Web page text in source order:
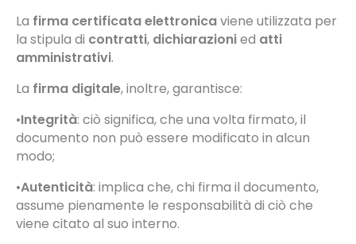
La firma certificata elettronicaviene utilizzata per
la stipula di contratti, dichiarazionied atti
amministrativi.
La firma digitale, inoltre, garantisce:
•Integrità: ciò significa, che una volta firmato, il
documento non può essere modificato in alcun
modo;
•Autenticità: implica che, chi firma il documento,
assume pienamente le responsabilità di ciò che
viene citato al suo interno.